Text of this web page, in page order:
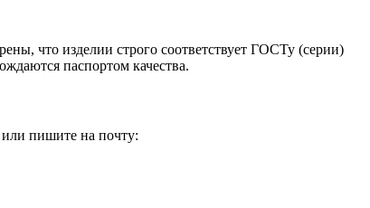
что изделии строго соответствует ГОСТу (серии)
паспортом качества.
или пишите на почту: